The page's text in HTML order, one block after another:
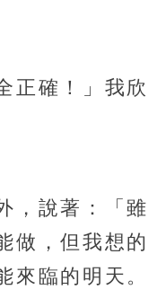
正確！」我欣
，說著：「雖
做，但我想的
來臨的明天。